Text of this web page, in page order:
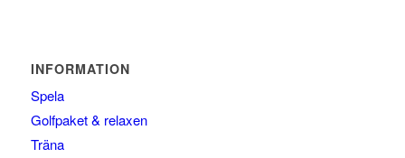
INFORMATION
Spela
Golfpaket & relaxen
Träna